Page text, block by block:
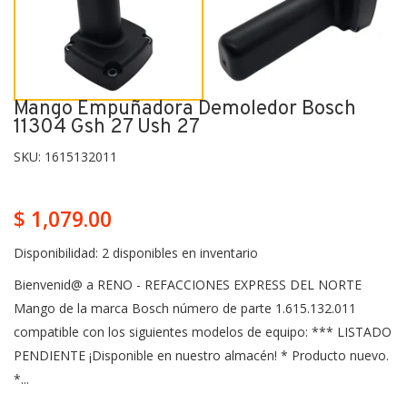
Mango Empuñadora Demoledor Bosch
11304 Gsh 27 Ush 27
SKU: 1615132011
$ 1,079.00
Disponibilidad: 2 disponibles en inventario
Bienvenid@ a RENO - REFACCIONES EXPRESS DEL NORTE
Mango de la marca Bosch número de parte 1.615.132.011
compatible con los siguientes modelos de equipo: *** LISTADO
PENDIENTE ¡Disponible en nuestro almacén! * Producto nuevo.
*...